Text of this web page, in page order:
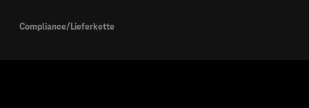
Compliance/Lieferkette